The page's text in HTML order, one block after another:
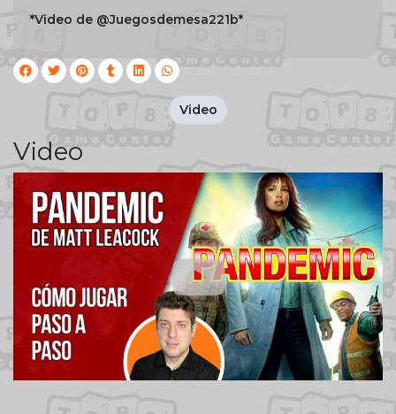
*Video de @Juegosdemesa221b*
Video
Video